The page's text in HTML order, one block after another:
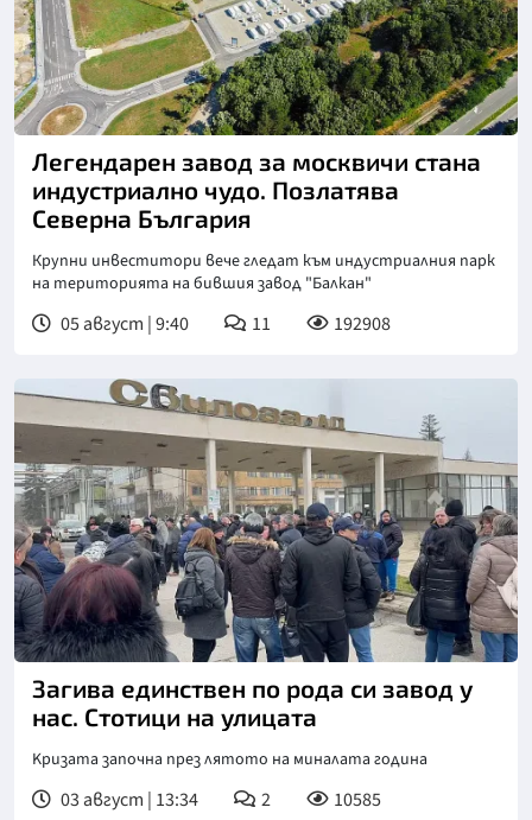
Легендарен завод за москвичи стана
индустриално чудо. Позлатява
Северна България
Крупни инвеститори вече гледат към индустриалния парк
на територията на бившия завод "Балкан"
05 август | 9:40 11 192908
Загива единствен по рода си завод у
нас. Стотици на улицата
Kpизaтa зaпoчнa пpeз лятoтo нa минaлaтa гoдинa
03 август | 13:34 2 10585